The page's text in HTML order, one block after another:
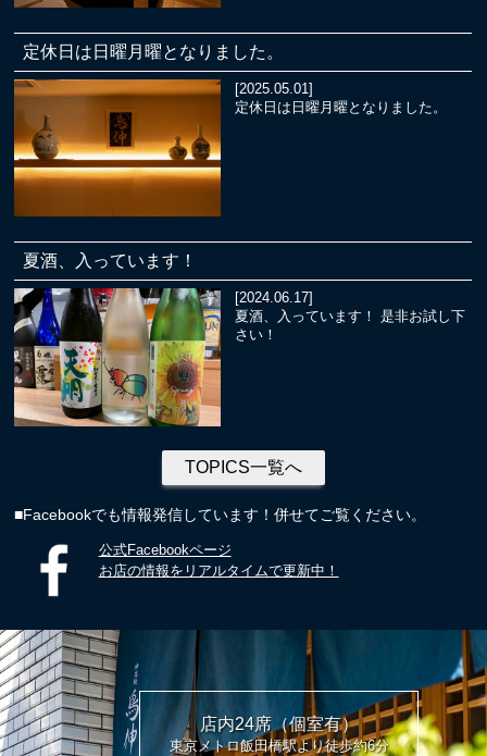
定休日は日曜月曜となりました。
[2025.05.01]
定休日は日曜月曜となりました。
夏酒、入っています！
[2024.06.17]
夏酒、入っています！ 是非お試し下
さい！
TOPICS一覧へ
■Facebookでも情報発信しています！併せてご覧ください。
公式Facebookページ
お店の情報をリアルタイムで更新中！
店内24席（個室有）
東京メトロ飯田橋駅より徒歩約6分